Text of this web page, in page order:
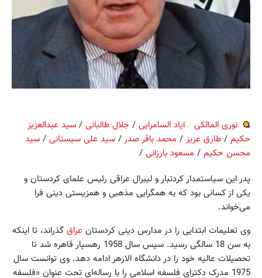
نوری المالکی / ایاد السامرایی / جلال طالبانی / سید عبدالعزیز
حکیم / طارق عزیز / محمد باقر صدر / سید علی سیستانی / سید
محسن حکیم / مسعود بارزانی /
پدر اين سیاستمدار کردتبار و لیبرال عراقی رئیس علمای کردستان و
یکی از کسانی بود که به همگرایی مذهبی و همزیستی دینی فرا
می‌خواند.
وی تعلیمات ابتدایی را در مدارس دینی کردستان عراق گذراند، تا اینکه
به سن 18 سالگی رسید. سپس سال 1958 رهسپار قاهره شد تا
تحصیلات عالیه خود را در دانشگاه الازهر ادامه دهد. وی توانست سال
1975 مدرک دکترای فلسفه اسلامی را با رساله‌ای تحت عنوان «فلسفه